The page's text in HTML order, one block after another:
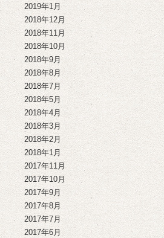
2019年1月
2018年12月
2018年11月
2018年10月
2018年9月
2018年8月
2018年7月
2018年5月
2018年4月
2018年3月
2018年2月
2018年1月
2017年11月
2017年10月
2017年9月
2017年8月
2017年7月
2017年6月